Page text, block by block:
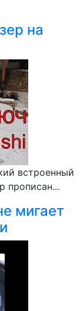
на
встроенный
прописан...
мигает